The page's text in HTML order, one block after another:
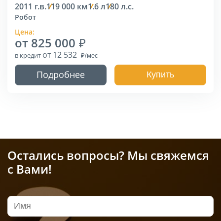
2011 г.в.119 000 км1.6 л180 л.с.
Робот
Цена:
от 825 000
в кредит от 12 532
Подробнее Купить
Остались вопросы? Мы свяжемся
с Вами!